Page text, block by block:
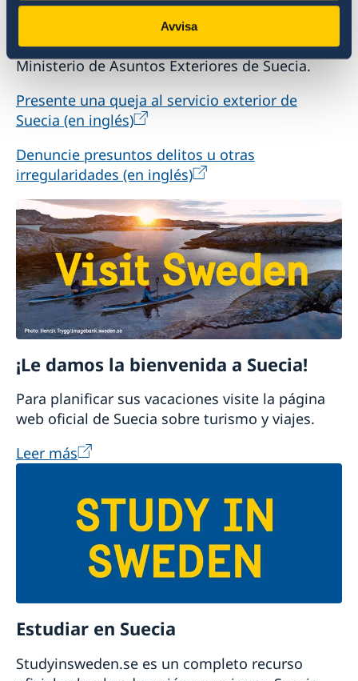
Avvisa
Si tiene quejas o sospechas de delitos o
irregularidades en relación con las actividades
del servicio exterior, puede denunciarlo al
Ministerio de Asuntos Exteriores de Suecia.
Presente una queja al servicio exterior de
Suecia (en inglés)
Denuncie presuntos delitos u otras
irregularidades (en inglés)
¡Le damos la bienvenida a Suecia!
Para planificar sus vacaciones visite la página
web oficial de Suecia sobre turismo y viajes.
Leer más
Estudiar en Suecia
Studyinsweden.se es un completo recurso